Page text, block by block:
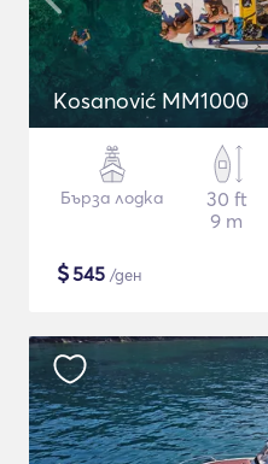
Kosanović MM1000
Бърза лодка
30 ft
9 m
$545 /ден